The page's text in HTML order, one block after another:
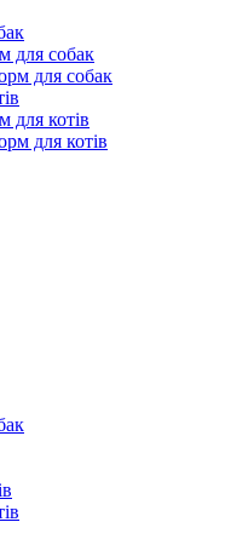
для собак
для собак
для котів
для котів